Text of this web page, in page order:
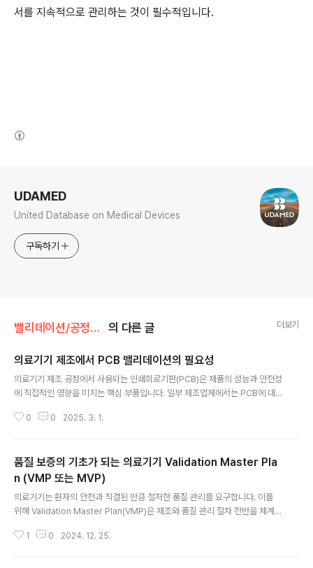
서를 지속적으로 관리하는 것이 필수적입니다.
UDAMED
United Database on Medical Devices
구독하기
밸리데이션/공정밸리데이션 의 다른 글 더보기
의료기기 제조에서 PCB 밸리데이션의 필요성
의료기기 제조 공정에서 사용되는 인쇄회로기판(PCB)은 제품의 성능과 안전성
에 직접적인 영향을 미치는 핵심 부품입니다. 일부 제조업체에서는 PCB에 대
성을 보장하기 어렵습니다. 따라서 밸리데이션(Validation)을 통해 해당 PCB
단한 기능 시험을 통해 제품이 기본적인 품질 기준을 충족하는지를 확인하는 과
정입니다. 여기에는 PCB의 휨, 깨짐, 납땜 상태, 동작 여부 등이 포함됩니다. 하
지만 이러한 검사만으로는 장기적인 신뢰성을 보장하기 어려우며, 다음과 같은
한계가 존재합니다. 1..
0 0 2025. 3. 1.
품질 보증의 기초가 되는 의료기기 Validation Master Pla
n (VMP 또는 MVP)
의료기기는 환자의 안전과 직결된 만큼 철저한 품질 관리를 요구합니다. 이를
위해 Validation Master Plan(VMP)은 제조와 품질 관리 절차 전반을 체계적
라, 규제 요구사항과 국제 표준을 준수하며 의료기기 제조의 모든 단계에서 신
1 0 2024. 12. 25.